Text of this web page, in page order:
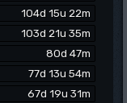
104d 15u 22m
103d 21u 35m
80d 47m
77d 13u 54m
67d 19u 31m